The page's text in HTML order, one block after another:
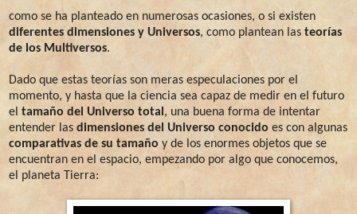
como se ha planteado en numerosas ocasiones, o si existen
diferentes dimensiones y Universos, como plantean las teorías
de los Multiversos.
Dado que estas teorías son meras especulaciones por el
momento, y hasta que la ciencia sea capaz de medir en el futuro
el tamaño del Universo total , una buena forma de intentar
entender las dimensiones del Universo conocido es con algunas
comparativas de su tamañoy de los enormes objetos que se
encuentran en el espacio, empezando por algo que conocemos,
el planeta Tierra: